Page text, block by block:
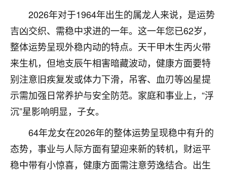
2026年对于1964年出生的属龙人来说，是运势
吉凶交织、需稳中求进的一年。这一年您已62岁，
整体运势呈现外稳内动的特点。天干甲木生丙火带
来生机，但地支辰午相害暗藏波动，健康方面要特
别注意旧疾复发或体力下滑，吊客、血刃等凶星提
示需加强日常养护与安全防范。家庭和事业上，“浮
沉”星影响明显，子女。
64年龙女在2026年的整体运势呈现稳中有升的
态势，事业与人际方面有望迎来新的转机，财运平
稳中带有小惊喜，健康方面需注意劳逸结合。出生
鹿森：你可以找老师看看，人有时不服命不行
啊！
太阳当空赵 ：我也做餐饮的，生意不算大，但
是我从找店开始都是找慧来老师跟进的，选
址、风水、还有开业日子，哪哪都看了，虽然
大环境不好，但是我家生意还可以，前几天又
刚找老师做了补财库，希望财运更好一点！
2小时前 来自海南
梦醒时分
我女儿高二叛逆，大半年不上学，一说她就要死要活
的，把我们两口子愁的不行，朋友给我推荐的慧来老
师，一开始我是病急乱投医，这半年来，法事一个个